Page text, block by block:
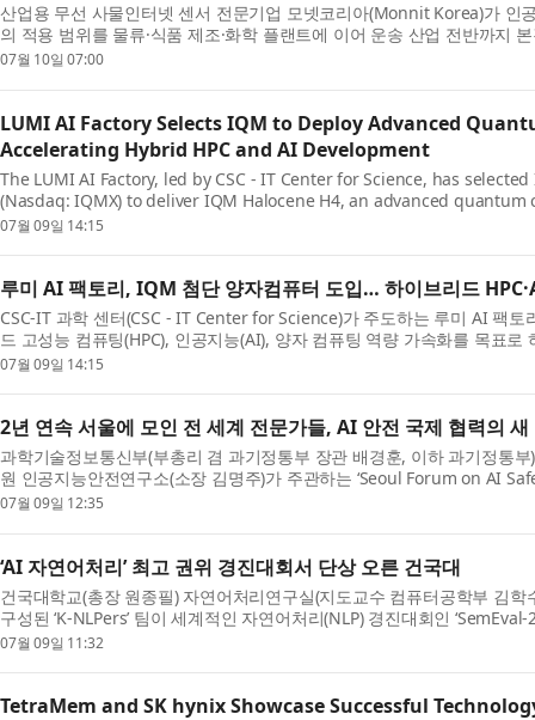
산업용 무선 사물인터넷 센서 전문기업 모넷코리아(Monnit Korea)가 인
의 적용 범위를 물류·식품 제조·화학 플랜트에 이어 운송 산업 전반까지
적용 대상에는 △축산 운송 차량 △농산물 냉장 운송...
07월 10일 07:00
LUMI AI Factory Selects IQM to Deploy Advanced
Accelerating Hybrid HPC and AI Development
The LUMI AI Factory, led by CSC - IT Center for Science, has
(Nasdaq: IQMX) to deliver IQM Halocene H4, an advanced
accelerating hybrid high-performance computing, artificial
07월 09일 14:15
루미 AI 팩토리, IQM 첨단 양자컴퓨터 도입… 하이브리드
CSC-IT 과학 센터(CSC - IT Center for Science)가 주도하는 루미 AI 팩
드 고성능 컴퓨팅(HPC), 인공지능(AI), 양자 컴퓨팅 역량 가속화를 목표
신(Halocene) H4를 도입하기 위해 IQM 퀀텀 컴퓨터스...
07월 09일 14:15
2년 연속 서울에 모인 전 세계 전문가들, AI 안전 국제 협력의
과학기술정보통신부(부총리 겸 과기정통부 장관 배경훈, 이하 과기정통
원 인공지능안전연구소(소장 김명주)가 주관하는 ‘Seoul Forum on AI
전 서울 포럼, 이하 SFASS 2026)’이 7월 7일(화)부터 8...
07월 09일 12:35
‘AI 자연어처리’ 최고 권위 경진대회서 단상 오른 건국대
건국대학교(총장 원종필) 자연어처리연구실(지도교수 컴퓨터공학부 김학
구성된 ‘K-NLPers’ 팀이 세계적인 자연어처리(NLP) 경진대회인
Answer Questions, SAQ) 부문 세계 2위, 객관식(Multi...
07월 09일 11:32
TetraMem and SK hynix Showcase Successful